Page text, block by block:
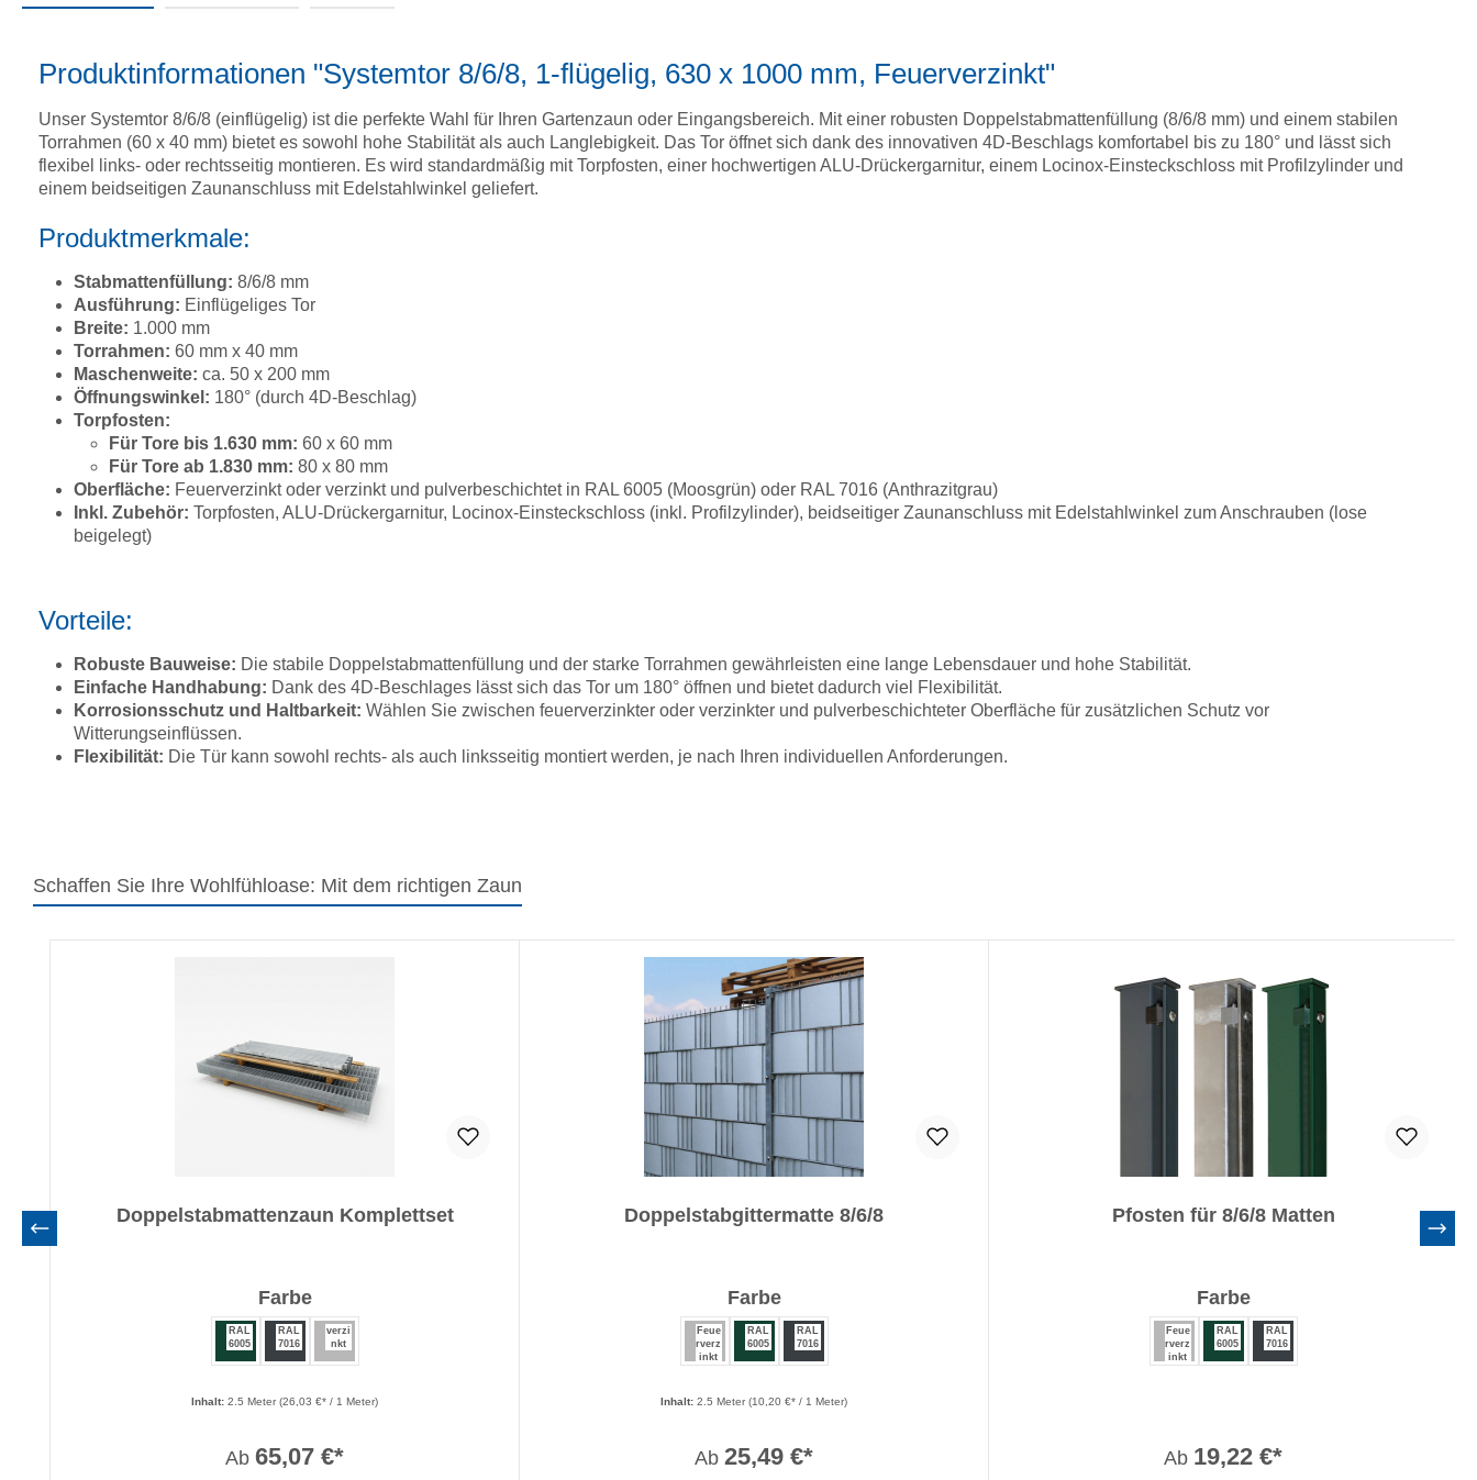
Produktinformationen "Systemtor 8/6/8, 1-flügelig, 630 x 1000 mm, Feuerverzinkt"
Unser Systemtor 8/6/8 (einflügelig) ist die perfekte Wahl für Ihren Gartenzaun oder Eingangsbereich. Mit einer robusten Doppelstabmattenfüllung (8/6/8 mm) und einem stabilen
Torrahmen (60 x 40 mm) bietet es sowohl hohe Stabilität als auch Langlebigkeit. Das Tor öffnet sich dank des innovativen 4D-Beschlags komfortabel bis zu 180° und lässt sich
flexibel links- oder rechtsseitig montieren. Es wird standardmäßig mit Torpfosten, einer hochwertigen ALU-Drückergarnitur, einem Locinox-Einsteckschloss mit Profilzylinder und
einem beidseitigen Zaunanschluss mit Edelstahlwinkel geliefert.
Produktmerkmale:
Stabmattenfüllung: 8/6/8 mm
Ausführung: Einflügeliges Tor
Breite: 1.000 mm
Torrahmen: 60 mm x 40 mm
Maschenweite: ca. 50 x 200 mm
Öffnungswinkel: 180° (durch 4D-Beschlag)
Torpfosten:
Für Tore bis 1.630 mm: 60 x 60 mm
Für Tore ab 1.830 mm: 80 x 80 mm
Oberfläche: Feuerverzinkt oder verzinkt und pulverbeschichtet in RAL 6005 (Moosgrün) oder RAL 7016 (Anthrazitgrau)
Inkl. Zubehör: Torpfosten, ALU-Drückergarnitur, Locinox-Einsteckschloss (inkl. Profilzylinder), beidseitiger Zaunanschluss mit Edelstahlwinkel zum Anschrauben (lose
beigelegt)
Vorteile:
Robuste Bauweise: Die stabile Doppelstabmattenfüllung und der starke Torrahmen gewährleisten eine lange Lebensdauer und hohe Stabilität.
Einfache Handhabung: Dank des 4D-Beschlages lässt sich das Tor um 180° öffnen und bietet dadurch viel Flexibilität.
Korrosionsschutz und Haltbarkeit: Wählen Sie zwischen feuerverzinkter oder verzinkter und pulverbeschichteter Oberfläche für zusätzlichen Schutz vor
Witterungseinflüssen.
Flexibilität: Die Tür kann sowohl rechts- als auch linksseitig montiert werden, je nach Ihren individuellen Anforderungen.
Schaffen Sie Ihre Wohlfühloase: Mit dem richtigen Zaun
Doppelstabmattenzaun Komplettset
Farbeauswählen
RAL
6005
RAL
7016
verzi
nkt
Inhalt: 2.5 Meter (26,03 €* / 1 Meter)
Ab 65,07 €*
Doppelstabgittermatte 8/6/8
Farbeauswählen
Feue
rverz
inkt
RAL
6005
RAL
7016
Inhalt: 2.5 Meter (10,20 €* / 1 Meter)
Ab 25,49 €*
Pfosten für 8/6/8 Matten
Farbeauswählen
Feue
rverz
inkt
RAL
6005
RAL
7016
Ab 19,22 €*